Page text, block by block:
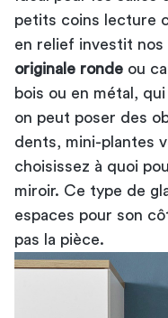
petits coins lecture
en relief investit
originale ronde ou
bois ou en métal,
on peut poser des
dents, mini-plantes
choisissez à quoi
miroir. Ce type de
espaces pour son
pas la pièce.